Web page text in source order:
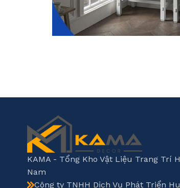
KAMA - Tổng Kho Vật Liệu Trang Trí
Nam
Công ty TNHH Dịch Vụ Phát Triển